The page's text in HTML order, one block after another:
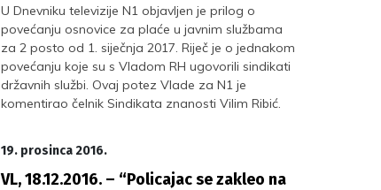
U Dnevniku televizije N1 objavljen je prilog o
povećanju osnovice za plaće u javnim službama
za 2 posto od 1. siječnja 2017. Riječ je o jednakom
povećanju koje su s Vladom RH ugovorili sindikati
državnih službi. Ovaj potez Vlade za N1 je
komentirao čelnik Sindikata znanosti Vilim Ribić.
19. prosinca 2016.
VL, 18.12.2016. – “Policajac se zakleo na